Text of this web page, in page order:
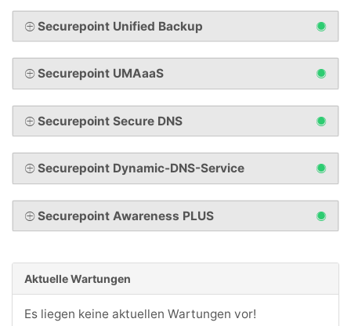
Securepoint Unified Backup
Securepoint UMAaaS
Securepoint Secure DNS
Securepoint Dynamic-DNS-Service
Securepoint Awareness PLUS
Aktuelle Wartungen
Es liegen keine aktuellen Wartungen vor!